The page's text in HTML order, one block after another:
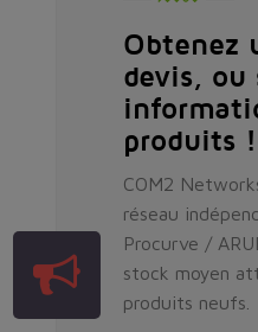
Obtenez
devis, ou
produits !
COM2
réseau
Procurve /
stock moyen
produits neufs.